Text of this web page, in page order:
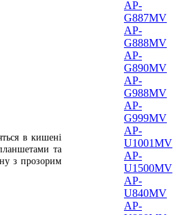
в кишені
та
з прозорим
AP-
G887MV
AP-
G888MV
AP-
G890MV
AP-
G988MV
AP-
G999MV
AP-
U1001MV
AP-
U1500MV
AP-
U840MV
AP-